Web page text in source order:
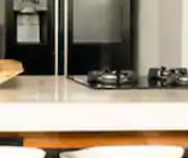
pour les parcourir ou